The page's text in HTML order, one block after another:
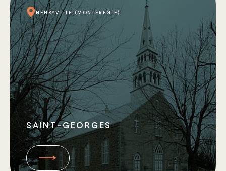
HENRYVILLE (MONTÉRÉGIE)
SAINT-GEORGES